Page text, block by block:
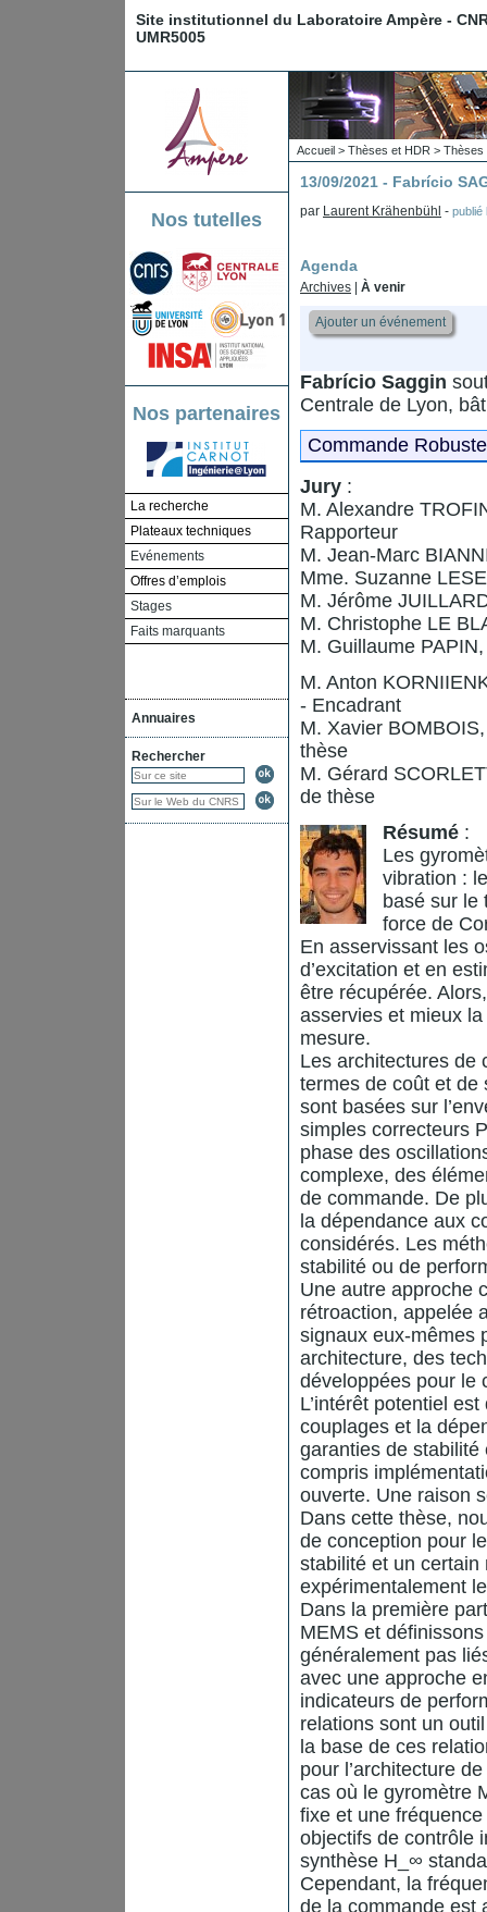
Site institutionnel du Laboratoire Ampère -
UMR5005
Nos tutelles
Nos partenaires
La recherche
Plateaux techniques
Evénements
Offres d’emplois
Stages
Faits marquants
Annuaires
Rechercher
Accueil > Thèses et HDR > Thèses
13/09/2021 - Fabrício
par Laurent Krähenbühl - publié
Agenda
Archives À venir
Ajouter un événement
Fabrício Saggin
Centrale de Lyon,
Commande
Jury :
M. Alexandre
Rapporteur
M. Jean-Marc
Mme. Suzanne
M. Jérôme
M. Christophe LE
M. Guillaume
M. Anton
- Encadrant
M. Xavier
thèse
M. Gérard
de thèse
Résumé :
Les
vibration :
basé sur le
force de
En asservissant les
d’excitation et en
être récupérée.
asservies et mieux
mesure.
Les architectures de
termes de coût et de
sont basées sur
simples correcteurs
phase des
complexe, des
de commande. De
la dépendance aux
considérés. Les
stabilité ou de
Une autre approche
rétroaction, appelée
signaux eux-mêmes
architecture, des
développées pour le
L’intérêt potentiel
couplages et la
garanties de
compris
ouverte. Une raison
Dans cette thèse,
de conception pour
stabilité et un
expérimentalement
Dans la première
MEMS et
généralement pas
avec une approche
indicateurs de
relations sont un
la base de ces
pour l’architecture
cas où le gyromètre
fixe et une
objectifs de contrôle
synthèse H_∞
Cependant, la
de la commande est